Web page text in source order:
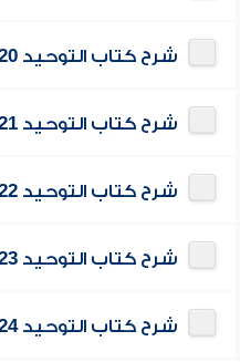
شرح كتاب التوحيد 020
شرح كتاب التوحيد 021
شرح كتاب التوحيد 022
شرح كتاب التوحيد 023
شرح كتاب التوحيد 024